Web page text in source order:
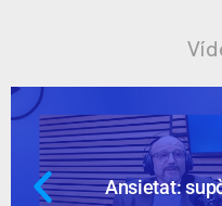
Ansietat: